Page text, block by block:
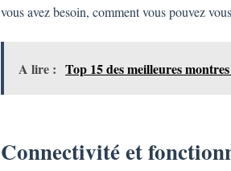
vous avez besoin, comment vous pouvez
A lire : Top 15 des meilleures
Connectivité et